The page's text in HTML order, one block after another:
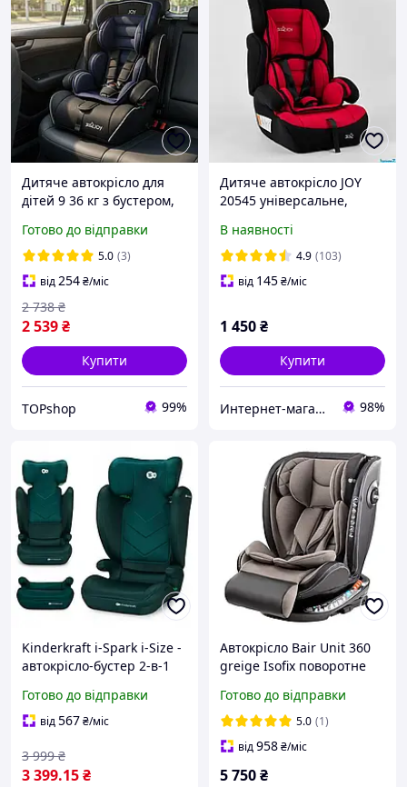
Дитяче автокрісло для
дітей 9 36 кг з бустером,
автомобільне крісло
група 1/2/3, регульований
підголівник
Готово до відправки
5.0 (3)
від254₴/міс
2 539₴
2 738 ₴
Купити
TOPshop 99%
Дитяче автокрісло JOY
20545 універсальне,
від 9-36 кг
В наявності
4.9 (103)
від 145₴/міс
1 450₴
Купити
Интернет-магазин Dendis 98%
Kinderkraft i-Spark i-Size -
автокрісло-бустер 2-в-1
Готово до відправки
від567₴/міс
3 399.15₴
3 999 ₴
Автокрісло Bair Unit 360
greige Isofix поворотне
0+1/2/3 з кріпленням
Isofix
Готово до відправки
5.0 (1)
від958₴/міс
5 750₴